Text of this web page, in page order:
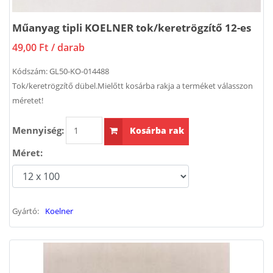
Műanyag tipli KOELNER tok/keretrögzítő 12-es
49,00 Ft / darab
Kódszám:GL50-KO-014488
Tok/keretrögzítő dübel.Mielőtt kosárba rakja a terméket válasszon
méretet!
Mennyiség: Kosárba rak
Méret:
Gyártó: Koelner